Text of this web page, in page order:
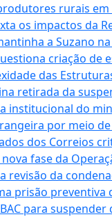
rurais em
os impactos da
a Suzano
criação de
das
retirada da
institucional do
por meio
dos Correios
fase da
revisão da
prisão
para